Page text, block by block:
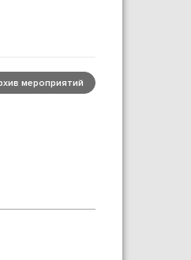
мероприятий